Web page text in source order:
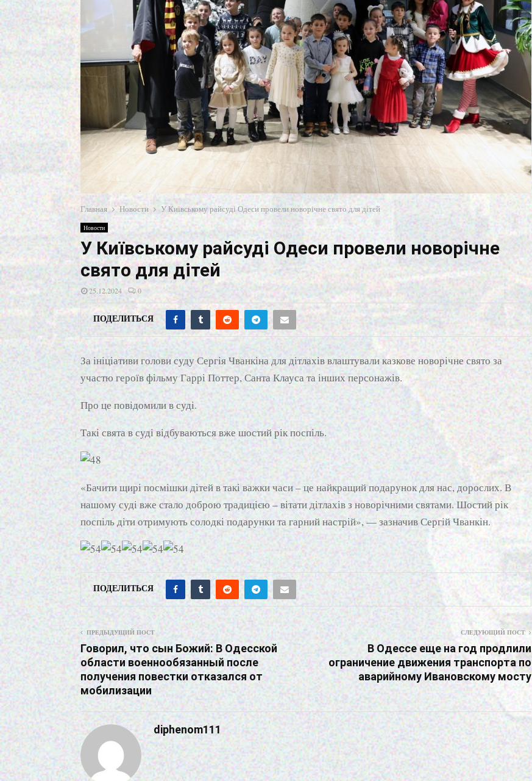
Главная Новости У Київському райсуді Одеси провели новорічне свято для дітей
Новости
У Київському райсуді Одеси провели новорічне
свято для дітей
25.12.2024 0
ПОДЕЛИТЬСЯ
За ініціативи голови суду Сергія Чванкіна для дітлахів влаштували казкове новорічне свято за
участю героїв фільму Гаррі Поттер, Санта Клауса та інших персонажів.
Про це повідомили в суді.
Такі свята в суді відбуваються вже шостий рік поспіль.
«Бачити щирі посмішки дітей в такі важки часи – це найкращий подарунок для нас, дорослих. В
нашому суді вже стало доброю традицією – вітати дітлахів з новорічними святами. Шостий рік
поспіль діти отримують солодкі подарунки та гарний настрій», — зазначив Сергій Чванкін.
ПОДЕЛИТЬСЯ
ПРЕДЫДУЩИЙ ПОСТ
Говорил, что сын Божий: В Одесской
области военнообязанный после
получения повестки отказался от
мобилизации
СЛЕДУЮЩИЙ ПОСТ
В Одессе еще на год продлили
ограничение движения транспорта по
аварийному Ивановскому мосту
diphenom111